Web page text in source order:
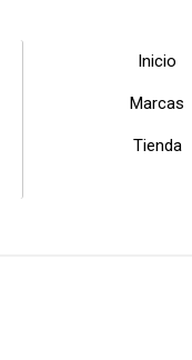
Inicio
Marcas
Tienda